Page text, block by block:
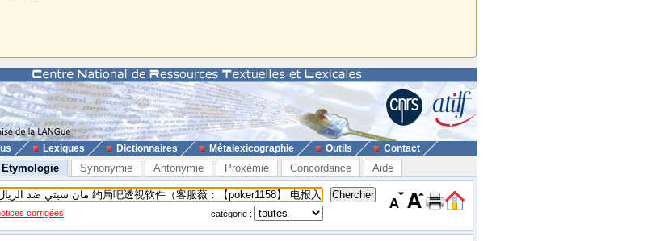
Lexiques Dictionnaires Métalexicographie Outils Contact
Etymologie Synonymie Antonymie Proxémie Concordance Aide
corrigées catégorie :